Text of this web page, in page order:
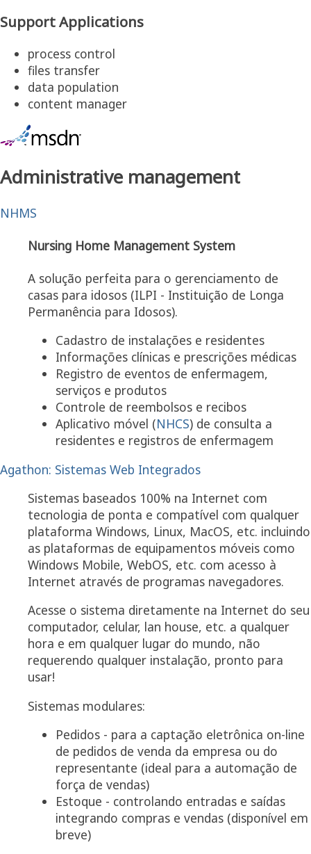
Support Applications
process control
files transfer
data population
content manager
Administrative management
NHMS
Nursing Home Management System
A solução perfeita para o gerenciamento de
casas para idosos (ILPI - Instituição de Longa
Permanência para Idosos).
Cadastro de instalações e residentes
Informações clínicas e prescrições médicas
Registro de eventos de enfermagem,
serviços e produtos
Controle de reembolsos e recibos
Aplicativo móvel (NHCS) de consulta a
residentes e registros de enfermagem
Agathon: Sistemas Web Integrados
Sistemas baseados 100% na Internet com
tecnologia de ponta e compatível com qualquer
plataforma Windows, Linux, MacOS, etc. incluindo
as plataformas de equipamentos móveis como
Windows Mobile, WebOS, etc. com acesso à
Internet através de programas navegadores.
Acesse o sistema diretamente na Internet do seu
computador, celular, lan house, etc. a qualquer
hora e em qualquer lugar do mundo, não
requerendo qualquer instalação, pronto para
usar!
Sistemas modulares:
Pedidos - para a captação eletrônica on-line
de pedidos de venda da empresa ou do
representante (ideal para a automação de
força de vendas)
Estoque - controlando entradas e saídas
integrando compras e vendas (disponível em
breve)